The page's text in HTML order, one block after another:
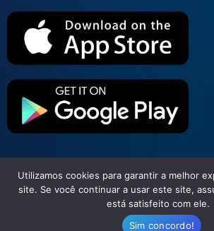
Set Free | Soluções Financeiras
Todos direitos reservados ©
Site para Contabilidade – Feito
Utilizamos cookies para garantir a melhor
site. Se você continuar a usar este site,
está satisfeito com ele.
Sim concordo!